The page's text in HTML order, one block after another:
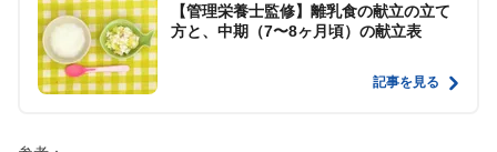
【管理栄養士監修】離乳食の献立の立て
方と、中期（7〜8ヶ月頃）の献立表
記事を見る